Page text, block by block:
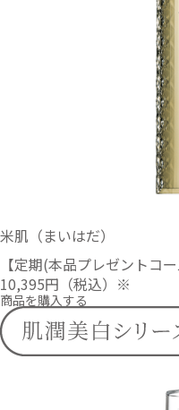
米肌（まいはだ）
【定期(本品プレゼントコ
10,395円 （税込）※
商品を購入する